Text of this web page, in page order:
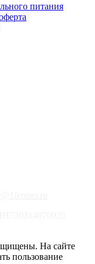
питания
На сайте
пользование